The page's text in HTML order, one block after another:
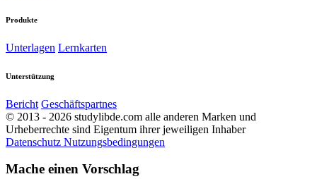
Produkte
Unterlagen Lernkarten
Unterstützung
Bericht Geschäftspartnes
© 2013 - 2026 studylibde.com alle anderen Marken und
Urheberrechte sind Eigentum ihrer jeweiligen Inhaber
Datenschutz Nutzungsbedingungen
Mache einen Vorschlag